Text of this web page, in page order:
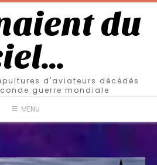
du
d'aviateurs décédés
guerre mondiale
MENU